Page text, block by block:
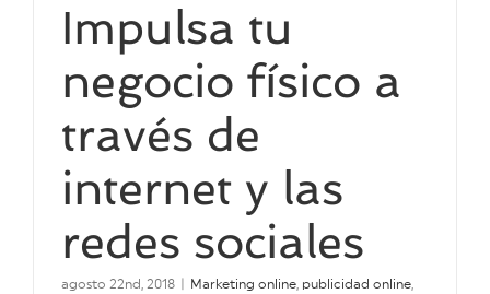
Impulsa tu
negocio físico a
través de
internet y las
redes sociales
agosto 22nd, 2018 Marketing online, publicidad online,